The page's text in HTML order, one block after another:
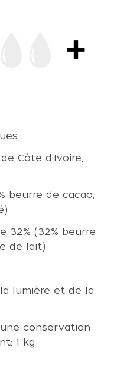
:
Côte d'Ivoire,
beurre de cacao,
32% (32% beurre
de lait)
lumière et de la
conservation
1 kg